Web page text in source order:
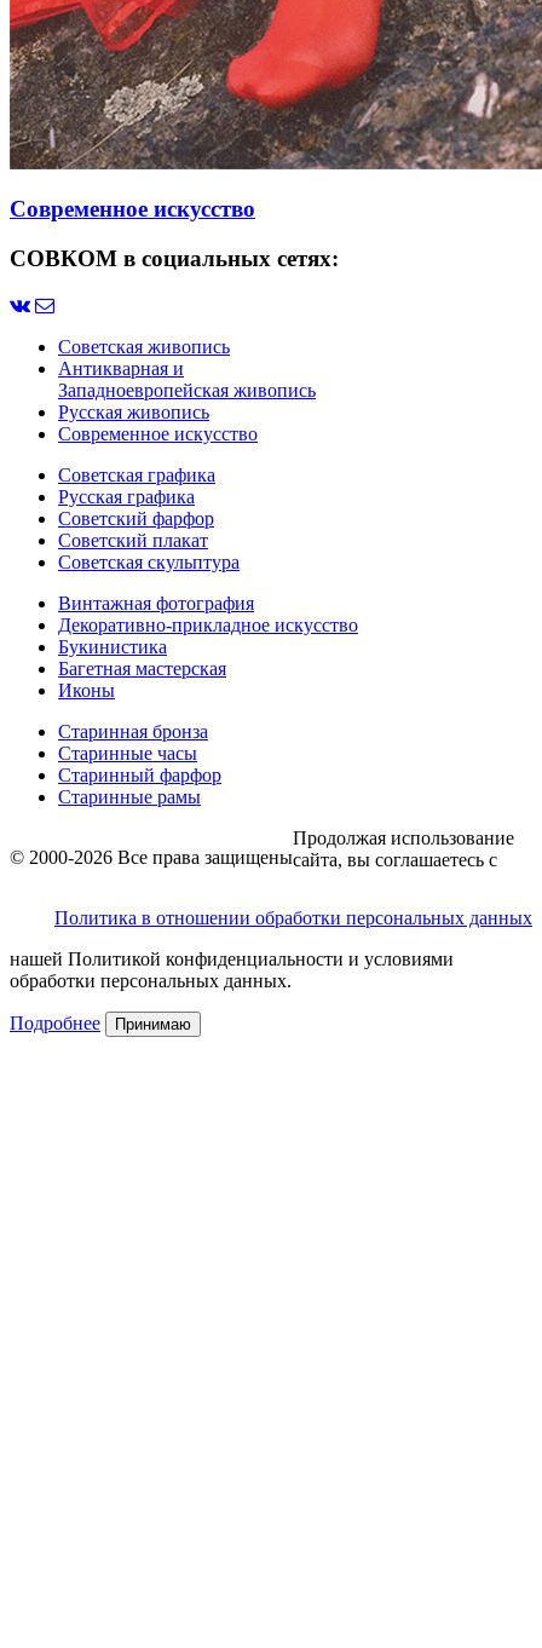
Современное искусство
СОВКОМ в социальных сетях:
Советская живопись
Антикварная и
Западноевропейская живопись
Русская живопись
Современное искусство
Советская графика
Русская графика
Советский фарфор
Советский плакат
Советская скульптура
Винтажная фотография
Декоративно-прикладное искусство
Букинистика
Багетная мастерская
Иконы
Старинная бронза
Старинные часы
Старинный фарфор
Старинные рамы
© 2000-2026 Все права защищены
Политика в отношении обработки персональных данных
Продолжая использование
сайта, вы соглашаетесь с
нашей Политикой конфиденциальности и условиями
обработки персональных данных.
Подробнее Принимаю